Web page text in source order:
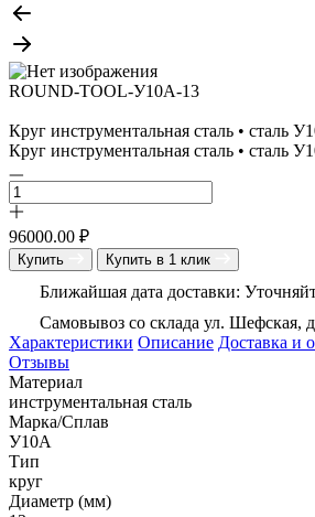
ROUND-TOOL-У10А-13
Круг инструментальная сталь • сталь
Круг инструментальная сталь • сталь
96000.00 ₽
Купить Купить в 1 клик
Ближайшая дата доставки:
Самовывоз со склада ул. Шефская,
Характеристики Описание Доставка и
Отзывы
Материал
инструментальная сталь
Марка/Сплав
У10А
Тип
круг
Диаметр (мм)